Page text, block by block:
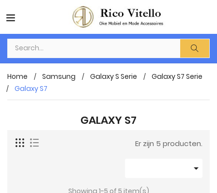
Home Samsung Galaxy S Serie
Galaxy S7 Serie
Galaxy S7
GALAXY S7
Er zijn 5 producten.

Showing 1-5 of 5 item(s)